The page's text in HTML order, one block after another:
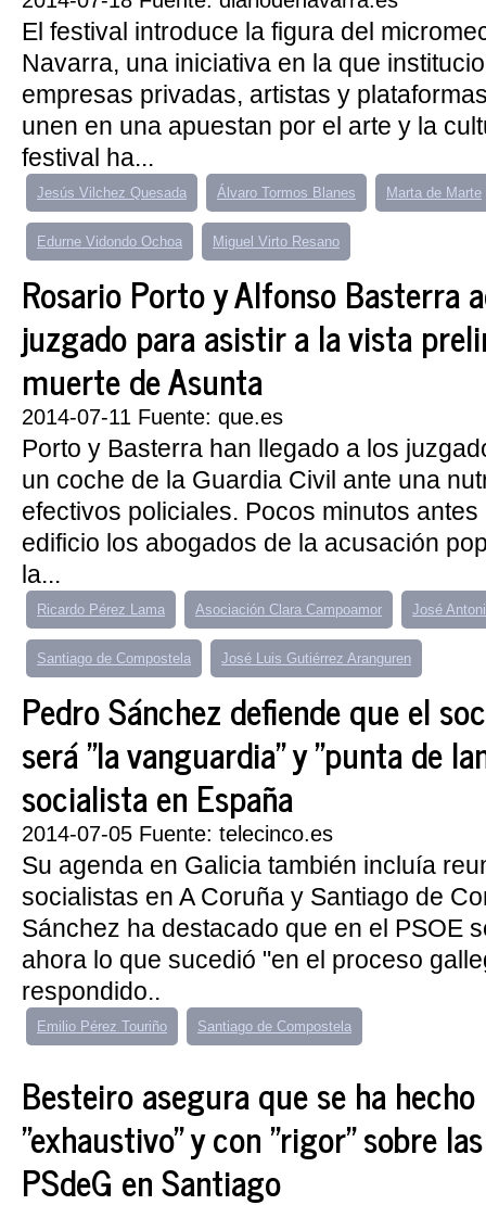
El festival introduce la figura del
Navarra, una iniciativa en la que
empresas privadas, artistas y
unen en una apuestan por el arte y la
festival ha...
Jesús Vilchez Quesada Álvaro Tormos Blanes Marta de Marte
Edurne Vidondo Ochoa Miguel Virto Resano
Rosario Porto y Alfonso Basterra
juzgado para asistir a la vista
muerte de Asunta
2014-07-11 Fuente: que.es
Porto y Basterra han llegado a los
un coche de la Guardia Civil ante una
efectivos policiales. Pocos minutos
edificio los abogados de la acusación
la...
Ricardo Pérez Lama Asociación Clara Campoamor José
Santiago de Compostela José Luis Gutiérrez Aranguren
Pedro Sánchez defiende que el
será "la vanguardia" y "punta de
socialista en España
2014-07-05 Fuente: telecinco.es
Su agenda en Galicia también incluía
socialistas en A Coruña y Santiago de
Sánchez ha destacado que en el PSOE
ahora lo que sucedió "en el proceso
respondido..
Emilio Pérez Touriño Santiago de Compostela
Besteiro asegura que se ha
"exhaustivo" y con "rigor" sobre
PSdeG en Santiago